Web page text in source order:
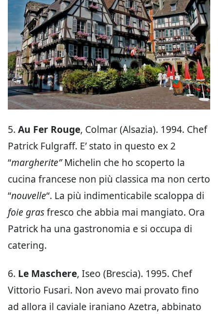
5. Au Fer Rouge, Colmar (Alsazia). 1994. Chef
Patrick Fulgraff. E’ stato in questo ex 2
“margherite”Michelin che ho scoperto la
cucina francese non più classica ma non certo
“nouvelle“. La più indimenticabile scaloppa di
foie grasfresco che abbia mai mangiato. Ora
Patrick ha una gastronomia e si occupa di
catering.
6. Le Maschere, Iseo (Brescia). 1995. Chef
Vittorio Fusari. Non avevo mai provato fino
ad allora il caviale iraniano Azetra, abbinato